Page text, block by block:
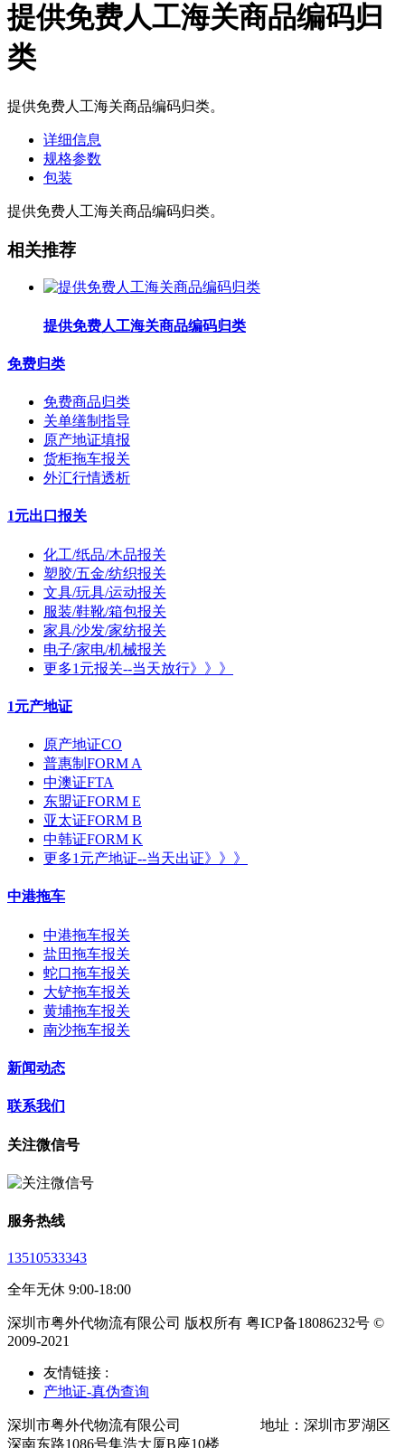
提供免费人工海关商品编码归
类
提供免费人工海关商品编码归类。
详细信息
规格参数
包装
提供免费人工海关商品编码归类。
相关推荐
提供免费人工海关商品编码归类
免费归类
免费商品归类
关单缮制指导
原产地证填报
货柜拖车报关
外汇行情透析
1元出口报关
化工/纸品/木品报关
塑胶/五金/纺织报关
文具/玩具/运动报关
服装/鞋靴/箱包报关
家具/沙发/家纺报关
电子/家电/机械报关
更多1元报关--当天放行》》》
1元产地证
原产地证CO
普惠制FORM A
中澳证FTA
东盟证FORM E
亚太证FORM B
中韩证FORM K
更多1元产地证--当天出证》》》
中港拖车
中港拖车报关
盐田拖车报关
蛇口拖车报关
大铲拖车报关
黄埔拖车报关
南沙拖车报关
新闻动态
联系我们
关注微信号
服务热线
13510533343
全年无休 9:00-18:00
深圳市粤外代物流有限公司 版权所有 粤ICP备18086232号 ©
2009-2021
友情链接 :
产地证-真伪查询
深圳市粤外代物流有限公司 地址：深圳市罗湖区
深南东路1086号集浩大厦B座10楼